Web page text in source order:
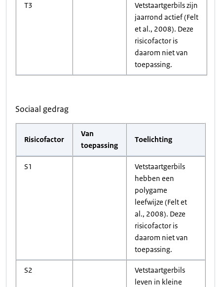
T3
Vetstaartgerbils zijn
jaarrond actief (Felt
et al., 2008). Deze
risicofactor is
daarom niet van
toepassing.
Sociaal gedrag
Risicofactor
Van
toepassing
Toelichting
S1
Vetstaartgerbils
hebben een
polygame
leefwijze (Felt et
al., 2008). Deze
risicofactor is
daarom niet van
toepassing.
S2
Vetstaartgerbils
leven in kleine